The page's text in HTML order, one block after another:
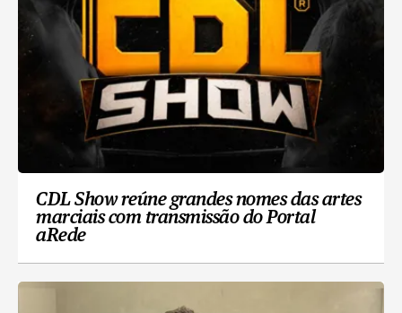
CDL Show reúne grandes nomes das artes
marciais com transmissão do Portal
aRede